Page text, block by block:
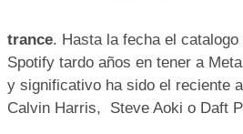
trance. Hasta la fecha el
Spotify tardo años en tener a
y significativo ha sido el reciente
Calvin Harris,
Steve Aoki o Daft